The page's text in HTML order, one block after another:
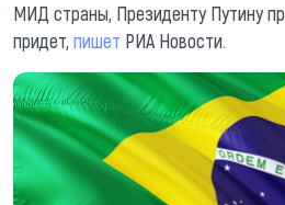
МИД страны, Президенту Путину
придет,пишет РИА Новости.